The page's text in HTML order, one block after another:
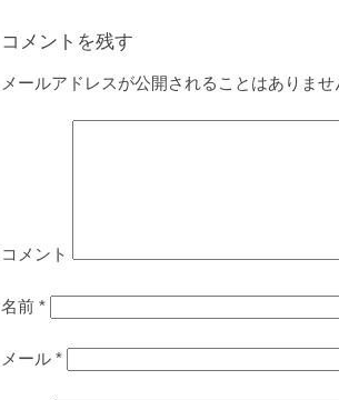
コメントを残す
メールアドレスが公開されることはありませ
コメント
名前 *
メール *